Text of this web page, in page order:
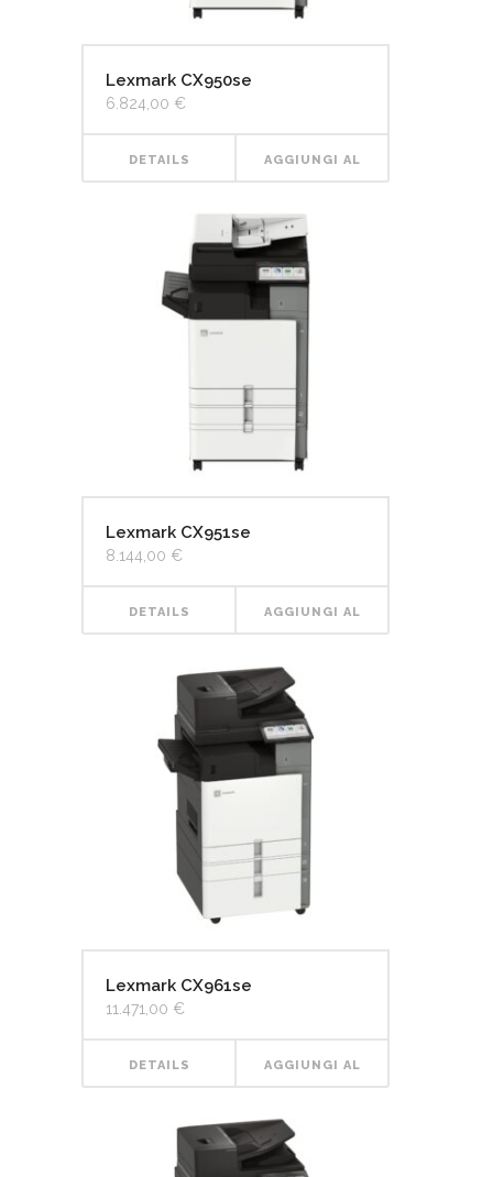
Lexmark CX950se
6.824,00 €
DETAILS AGGIUNGI AL
Lexmark CX951se
8.144,00 €
DETAILS AGGIUNGI AL
Lexmark CX961se
11.471,00 €
DETAILS AGGIUNGI AL